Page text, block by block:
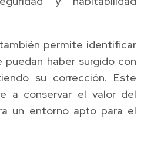
permite identificar
puedan haber surgido con
su corrección. Este
a conservar el valor del
un entorno apto para el